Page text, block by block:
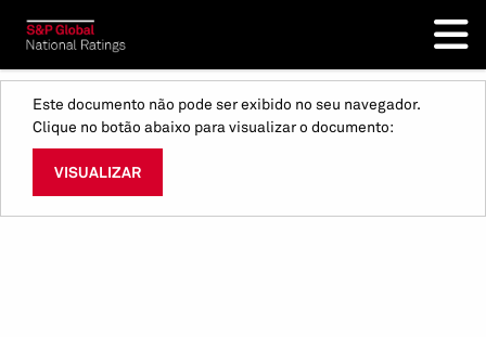
Este documento não pode ser exibido no seu navegador.
Clique no botão abaixo para visualizar o documento:
VISUALIZAR